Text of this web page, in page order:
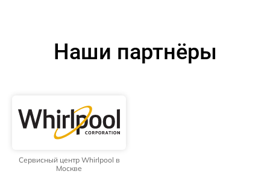
Наши партнёры
Сервисный центр Whirlpool в
Москве